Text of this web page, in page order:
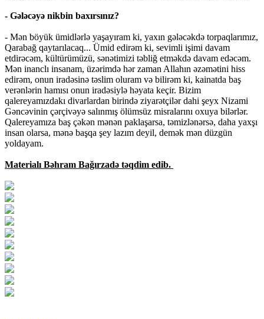
- Gələcəyə nikbin baxırsınız?
- Mən böyük ümidlərlə yaşayıram ki, yaxın gələcəkdə torpaqlarımız,
Qarabağ qaytarılacaq... Ümid edirəm ki, sevimli işimi davam
etdirəcəm, kültürümüzü, sənətimizi təbliğ etməkdə davam edəcəm.
Mən inanclı insanam, üzərimdə hər zaman Allahın əzəmətini hiss
edirəm, onun iradəsinə təslim oluram və bilirəm ki, kainatda baş
verənlərin hamısı onun iradəsiylə həyata keçir. Bizim
qalereyamızdakı divarlardan birində ziyarətçilər dahi şeyx Nizami
Gəncəvinin çərçivəyə salınmış ölümsüz misralarını oxuya bilərlər.
Qalereyamıza baş çəkən mənən paklaşarsa, təmizlənərsə, daha yaxşı
insan olarsa, mənə başqa şey lazım deyil, demək mən düzgün
yoldayam.
Materialı Bəhram Bağırzadə təqdim edib.